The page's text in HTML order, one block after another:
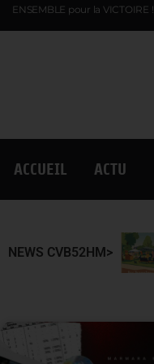
ENSEMBLE pour la VICTOIRE !
ACCUEIL ACTU
NEWS CVB52HM>